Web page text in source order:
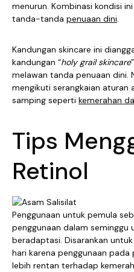
menurun. Kombinasi kondisi
tanda-tanda penuaan dini.
Kandungan skincare ini
kandungan “holy grail skincare
melawan tanda penuaan dini.
mengikuti serangkaian aturan
samping seperti kemerahan
Tips
Retinol
Penggunaan untuk pemula
penggunaan dalam seminggu
beradaptasi. Disarankan
hari karena penggunaan
lebih rentan terhadap